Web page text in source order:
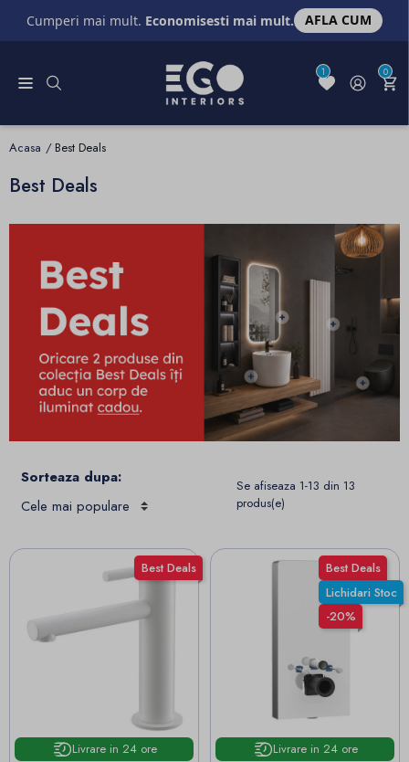
Cumperi mai mult. Economisesti mai mult. AFLA CUM
1 0
Acasa Best Deals
Best Deals
Sorteaza dupa:
Se afiseaza 1-13 din 13
produs(e)
Best Deals
Livrare in 24 ore
Best Deals
Lichidari Stoc
-20%
Livrare in 24 ore